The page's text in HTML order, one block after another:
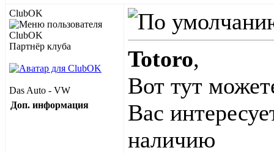
ClubOK
Партнёр клуба
Das Auto - VW
Доп. информация
Totoro,
Вот тут
Вас
наличию